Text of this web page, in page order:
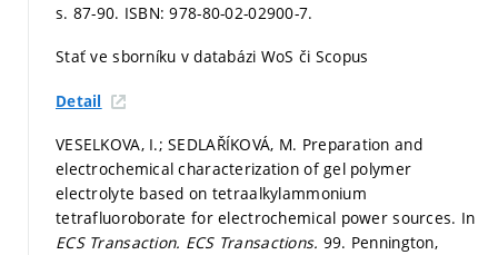
s. 87-90. ISBN: 978-80-02-02900-7.
Stať ve sborníku v databázi WoS či Scopus
Detail
VESELKOVA, I.; SEDLAŘÍKOVÁ, M. Preparation and
electrochemical characterization of gel polymer
electrolyte based on tetraalkylammonium
tetrafluoroborate for electrochemical power sources. In
ECS Transaction. ECS Transactions. 99. Pennington,